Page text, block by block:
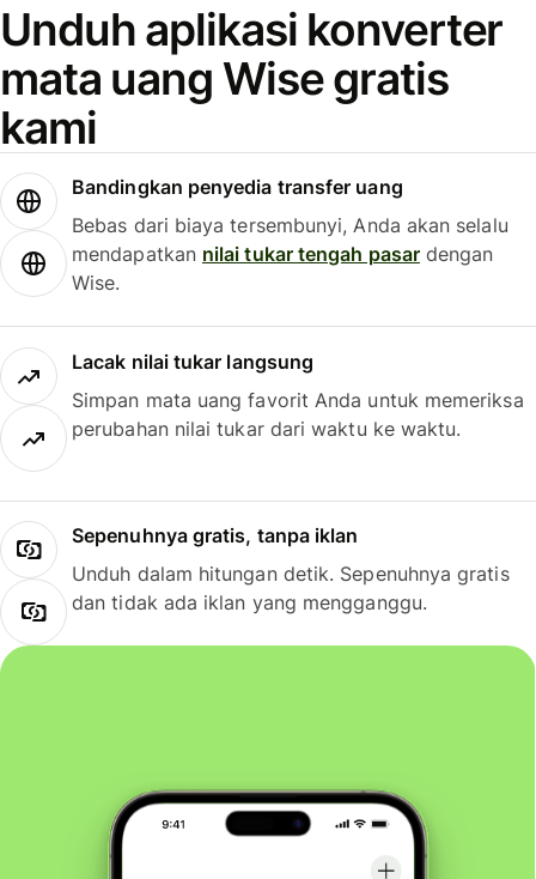
Unduh aplikasi konverter
mata uang Wise gratis
kami
Bandingkan penyedia transfer uang
Bebas dari biaya tersembunyi, Anda akan selalu
mendapatkan nilai tukar tengah pasardengan
Wise.
Lacak nilai tukar langsung
Simpan mata uang favorit Anda untuk memeriksa
perubahan nilai tukar dari waktu ke waktu.
Sepenuhnya gratis, tanpa iklan
Unduh dalam hitungan detik. Sepenuhnya gratis
dan tidak ada iklan yang mengganggu.